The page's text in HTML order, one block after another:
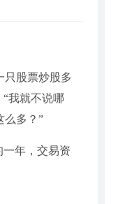
只股票炒股多
我就不说哪
么多？”
年，交易资